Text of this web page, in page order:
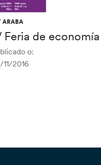
ARABA
Feria de
o:
2016